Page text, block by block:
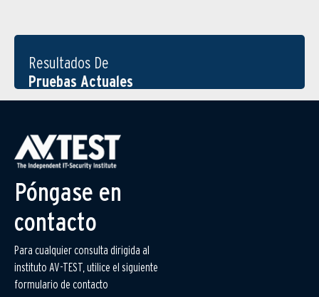
Resultados De
Pruebas Actuales
Póngase en
contacto
Para cualquier consulta dirigida al
instituto AV-TEST, utilice el siguiente
formulario de contacto